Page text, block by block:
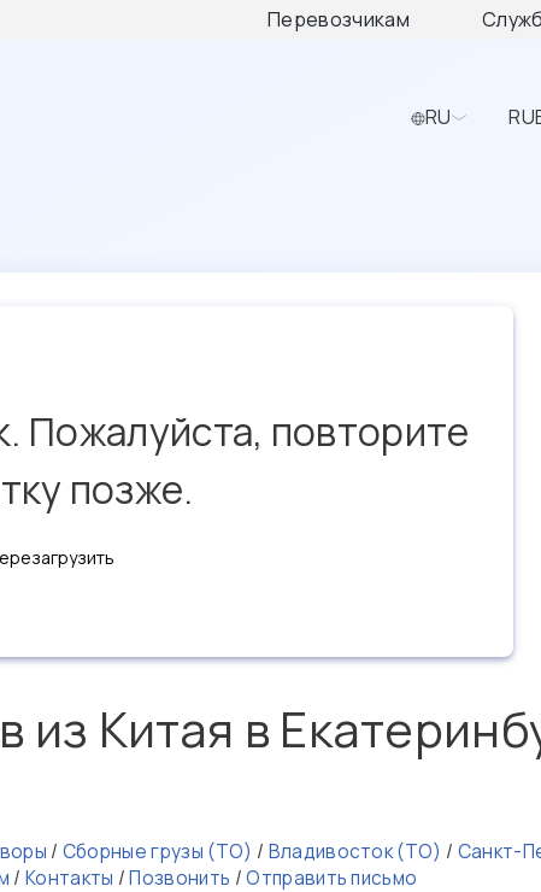
Перевозчикам
RU
Пожалуйста, повторите
позже.
из Китая в
/ Сборные грузы (ТО) / Владивосток (ТО) / Санкт-
/ Контакты /Позвонить /Отправить письмо